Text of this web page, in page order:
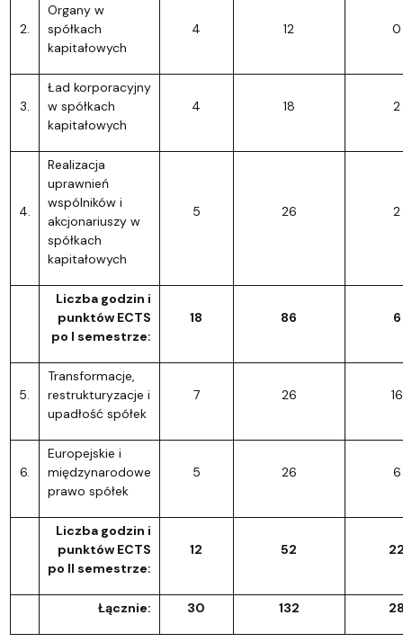
2.
Organy w
spółkach
kapitałowych
4 12 0
3.
Ład korporacyjny
w spółkach
kapitałowych
4 18 2
4.
Realizacja
uprawnień
wspólników i
akcjonariuszy w
spółkach
kapitałowych
5 26 2
Liczba godzin i
punktów ECTS
po I semestrze:
18 86 6
5.
Transformacje,
restrukturyzacje i
upadłość spółek
7 26 16
6.
Europejskie i
międzynarodowe
prawo spółek
5 26 6
Liczba godzin i
punktów ECTS
po II semestrze:
12 52
Łącznie: 30 132